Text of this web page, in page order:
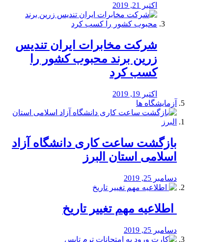
اکتبر 21, 2019
شرکت مخابرات ایران تندیس
زرین برند محبوب کشور را
کسب کرد
اکتبر 19, 2019
آزمایشگاه ها
بازگشت ساعت کاری دانشگاه آزاد
اسلامی استان البرز
دسامبر 25, 2019
️ اطلاعیه مهم تغییر تاریخ
دسامبر 25, 2019